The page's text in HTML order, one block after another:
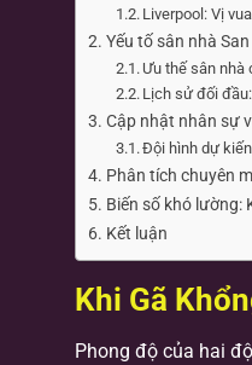
Liverpool: Vị
Yếu tố sân nhà
Ưu thế sân nhà
Lịch sử đối
Cập nhật nhân sự
Đội hình dự
Phân tích chuyên
Biến số khó lường:
Kết luận
Khi Gã
Phong độ của hai